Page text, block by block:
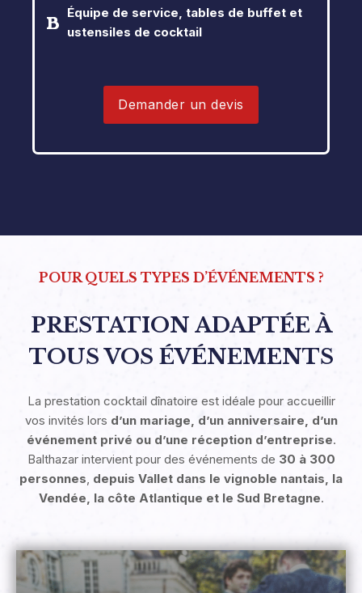
Équipe de service, tables de buffet et
ustensiles de cocktail
Demander un devis
POUR QUELS TYPES D’ÉVÉNEMENTS ?
PRESTATION ADAPTÉE À
TOUS VOS ÉVÉNEMENTS
La prestation cocktail dînatoire est idéale pour accueillir
vos invités lors d’un mariage, d’un anniversaire, d’un
événement privé ou d’une réception d’entreprise.
Balthazar intervient pour des événements de 30 à 300
personnes, depuis Vallet dans le vignoble nantais, la
Vendée, la côte Atlantique et le Sud Bretagne.